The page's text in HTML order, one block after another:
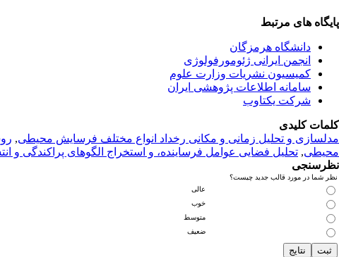
پایگاه های مرتبط
دانشگاه هرمزگان
انجمن ایرانی ژئومورفولوژی
کمیسیون نشریات وزارت علوم
سامانه اطلاعات پژوهشی ایران
شرکت یکتاوب
کلمات کلیدی
مدلسازی و تحلیل زمانی و مکانی رخداد انواع مختلف فرسایش محیطی,
محیطی, تحلیل فضایی عوامل فرساینده، و استخراج الگوهای پراکندگی و
نظرسنجی
نظر شما در مورد قالب جدید چیست؟
عالی
خوب
متوسط
ضعیف